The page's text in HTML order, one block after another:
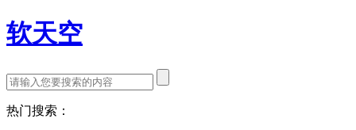
软天空
热门搜索：